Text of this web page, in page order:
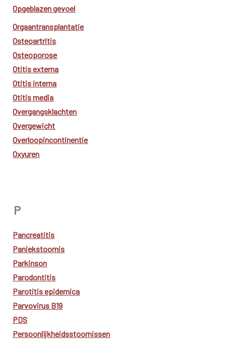
Opgeblazen gevoel
Orgaantransplantatie
Osteoartritis
Osteoporose
Otitis externa
Otitis interna
Otitis media
Overgangsklachten
Overgewicht
Overloopincontinentie
Oxyuren
P
Pancreatitis
Paniekstoornis
Parkinson
Parodontitis
Parotitis epidemica
Parvovirus B19
PDS
Persoonlijkheidsstoornissen